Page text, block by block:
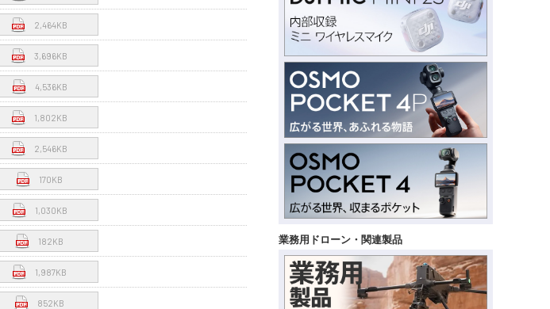
業務用ドローン・関連製品
2,464KB
3,696KB
4,536KB
1,802KB
2,546KB
170KB
1,030KB
182KB
1,987KB
852KB